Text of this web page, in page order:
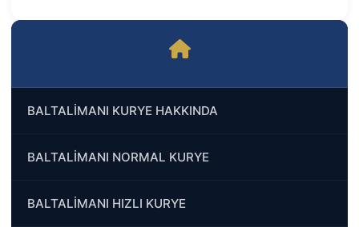
BALTALİMANI KURYE HAKKINDA
BALTALİMANI NORMAL KURYE
BALTALİMANI HIZLI KURYE